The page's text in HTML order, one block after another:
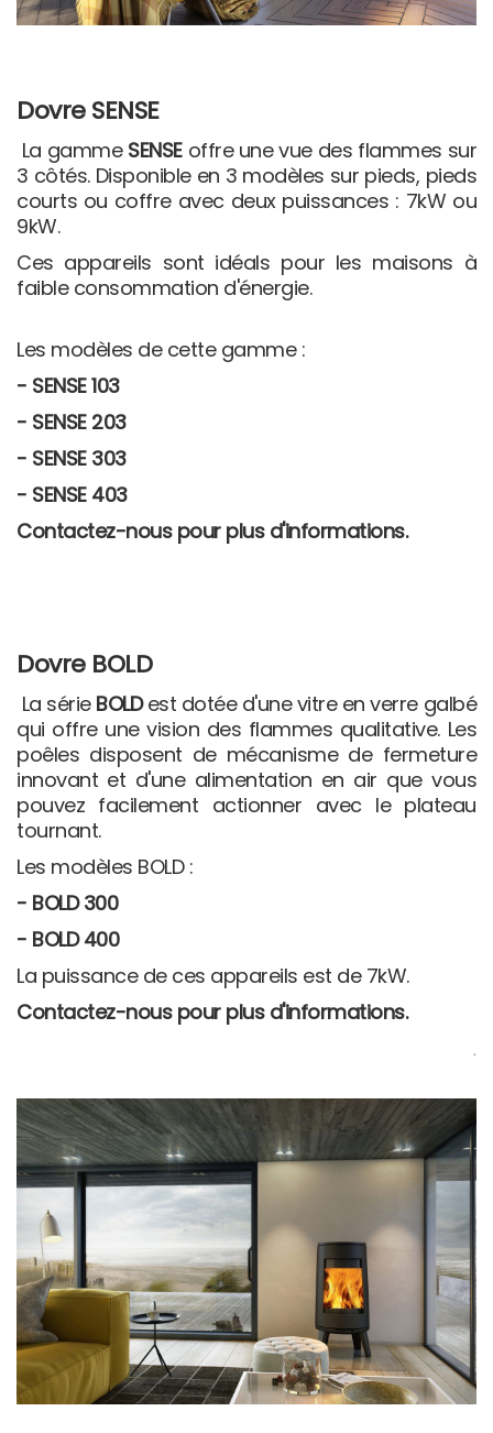
Dovre SENSE
La gamme SENSE offre une vue des flammes sur
3 côtés. Disponible en 3 modèles sur pieds, pieds
courts ou coffre avec deux puissances : 7kW ou
9kW.
Ces appareils sont idéals pour les maisons à
faible consommation d'énergie.
Les modèles de cette gamme :
- SENSE 103
- SENSE 203
- SENSE 303
- SENSE 403
Contactez-nous pour plus d'informations.
Dovre BOLD
La série BOLDest dotée d'une vitre en verre galbé
qui offre une vision des flammes qualitative. Les
poêles disposent de mécanisme de fermeture
innovant et d'une alimentation en air que vous
pouvez facilement actionner avec le plateau
tournant.
Les modèles BOLD :
- BOLD 300
- BOLD 400
La puissance de ces appareils est de 7kW.
Contactez-nous pour plus d'informations.
.